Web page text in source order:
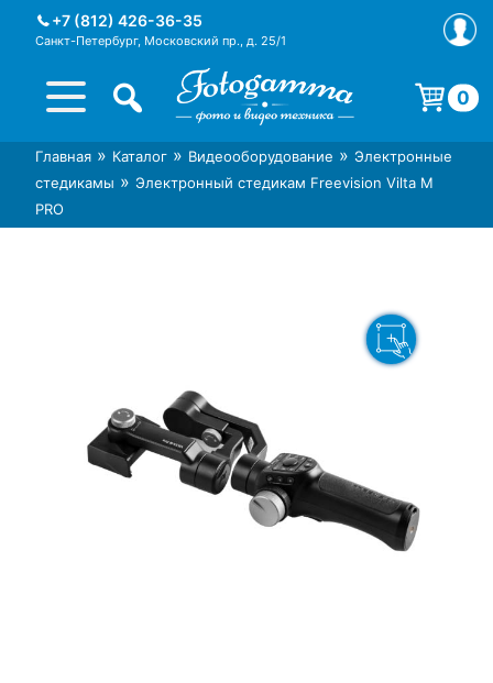
+7 (812) 426-36-35
Санкт-Петербург, Московский пр., д. 25/1
Интернет-магазин фототехники
Foto-Gamma в СПб
Магазин фотоаксессуаров foto-
gamma.ru
0
Корзина пуста.
Главная » Каталог » Видеооборудование » Электронные
стедикамы » Электронный стедикам Freevision Vilta M
PRO